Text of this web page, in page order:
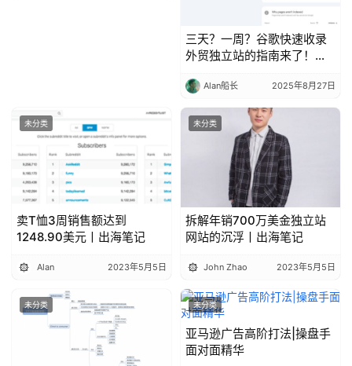
三天？一周？谷歌快速收录
外贸独立站的指南来了！丨
Alan船长 2025年8月27日
未分类
卖T恤3周销售额达到
1248.90美元丨出海笔记
Alan 2023年5月5日
未分类
拆解年销700万美金独立站
网站的沉浮丨出海笔记
John Zhao 2023年5月5日
未分类 未分类
亚马逊广告高阶打法|操盘手
面对面精华